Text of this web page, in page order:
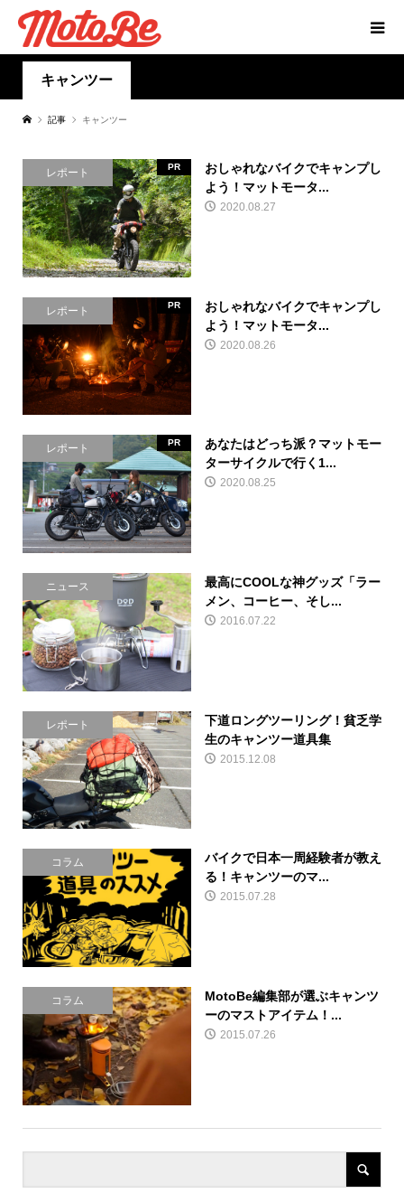
キャンツー
記事 キャンツー
レポート PR
おしゃれなバイクでキャンプし
よう！マットモータ...
2020.08.27
レポート PR
おしゃれなバイクでキャンプし
よう！マットモータ...
2020.08.26
レポート PR
あなたはどっち派？マットモー
ターサイクルで行く1...
2020.08.25
ニュース
最高にCOOLな神グッズ「ラー
メン、コーヒー、そし...
2016.07.22
レポート
下道ロングツーリング！貧乏学
生のキャンツー道具集
2015.12.08
コラム
バイクで日本一周経験者が教え
る！キャンツーのマ...
2015.07.28
コラム
MotoBe編集部が選ぶキャンツ
ーのマストアイテム！...
2015.07.26